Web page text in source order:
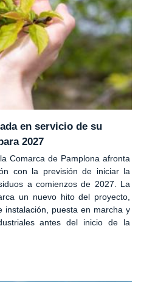
en servicio de su
2027
Comarca de Pamplona afronta
con la previsión de iniciar la
a comienzos de 2027. La
un nuevo hito del proyecto,
puesta en marcha y
antes del inicio de la